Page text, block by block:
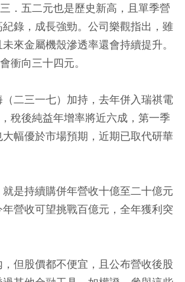
．五二元也是歷史新高，且單季營
錄，成長強勁。公司樂觀指出，雖
來金屬機殼滲透率還會持續提升。
衝向三十四元。
二三一七）加持，去年併入瑞祺電
稅後純益年增率將近六成，第一季
幅優於市場預期，近期已取代研華
是持續購併年營收十億至二十億元
營收可望挑戰百億元，全年獲利突
但股價都不便宜，且公布營收後股